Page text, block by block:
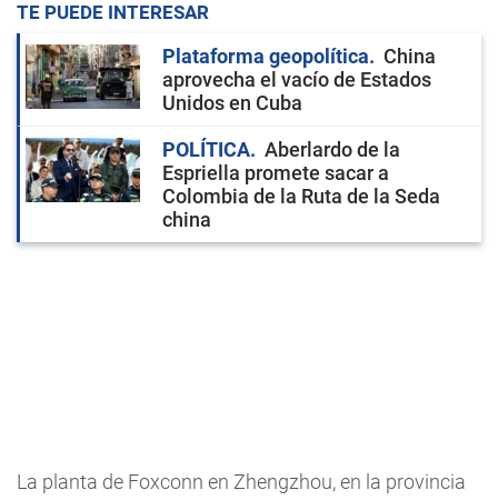
TE PUEDE INTERESAR
Plataforma geopolítica
China
aprovecha el vacío de Estados
Unidos en Cuba
POLÍTICA
Aberlardo de la
Espriella promete sacar a
Colombia de la Ruta de la Seda
china
La planta de Foxconn en Zhengzhou, en la provincia